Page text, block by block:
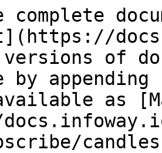
complete
versions of
by
as